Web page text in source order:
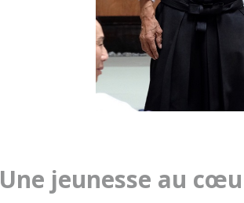
Une jeunesse au